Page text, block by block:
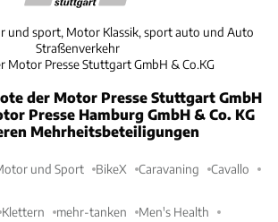
und sport, Motor Klassik, sport auto und Auto
Straßenverkehr
Motor Presse Stuttgart GmbH & Co.KG
der Motor Presse Stuttgart GmbH
Presse Hamburg GmbH & Co. KG
Mehrheitsbeteiligungen
und Sport BikeX Caravaning Cavallo
Klettern mehr-tanken Men's Health